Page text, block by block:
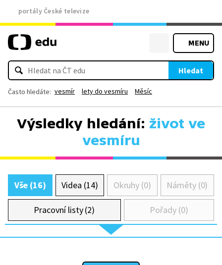
portály České televize
MENU
Hledat
Často hledáte: vesmír lety do vesmíru Měsíc
Výsledky hledání: život ve
vesmíru
Vše (16) Videa (14) Okruhy (0) Náměty (0)
Pracovní listy (2) Pořady (0)